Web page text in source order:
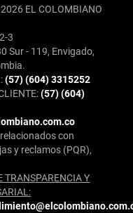
EL COLOMBIANO
3
Sur - 119, Envigado,
(57) (604) 3315252
(57) (604)
con
y reclamos (PQR),
TRANSPARENCIA Y